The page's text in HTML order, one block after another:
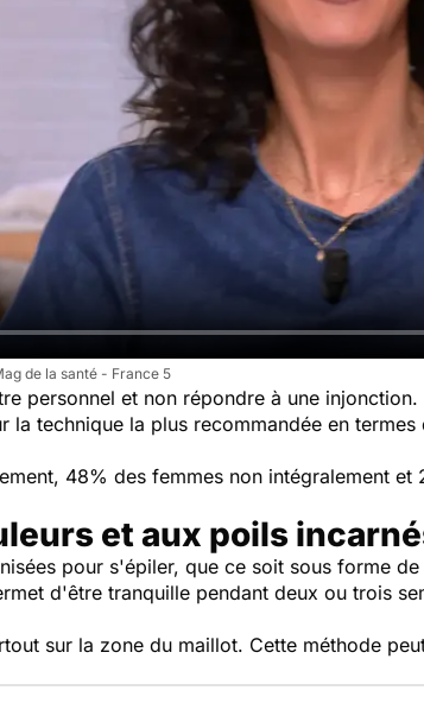
de la santé - France 5
personnel et non répondre à une
technique la plus recommandée en termes
48% des femmes non intégralement
et aux poils
pour s'épiler, que ce soit sous forme
d'être tranquille pendant deux ou trois
sur la zone du maillot. Cette méthode